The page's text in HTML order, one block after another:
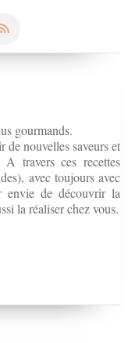
gourmands.
de nouvelles saveurs et
travers ces recettes
avec toujours avec
envie de découvrir la
la réaliser chez vous.